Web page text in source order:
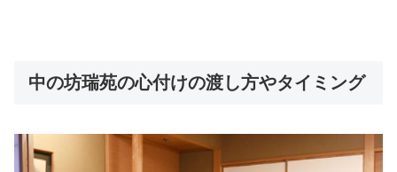
中の坊瑞苑の心付けの渡し方やタイミング